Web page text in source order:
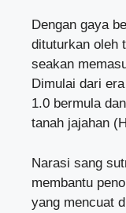
Dengan gaya
dituturkan oleh
seakan
Dimulai dari
1.0 bermula
tanah jajahan
Narasi sang
membantu
yang mencuat